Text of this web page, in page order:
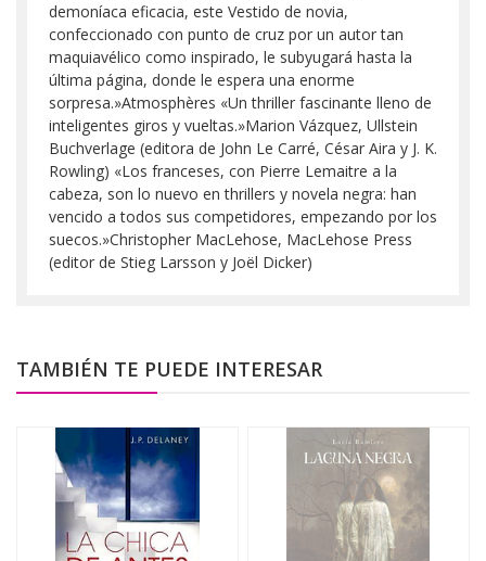
demoníaca eficacia, este Vestido de novia,
confeccionado con punto de cruz por un autor tan
maquiavélico como inspirado, le subyugará hasta la
última página, donde le espera una enorme
sorpresa.»Atmosphères «Un thriller fascinante lleno de
inteligentes giros y vueltas.»Marion Vázquez, Ullstein
Buchverlage (editora de John Le Carré, César Aira y J. K.
Rowling) «Los franceses, con Pierre Lemaitre a la
cabeza, son lo nuevo en thrillers y novela negra: han
vencido a todos sus competidores, empezando por los
suecos.»Christopher MacLehose, MacLehose Press
(editor de Stieg Larsson y Joël Dicker)
TAMBIÉN TE PUEDE INTERESAR